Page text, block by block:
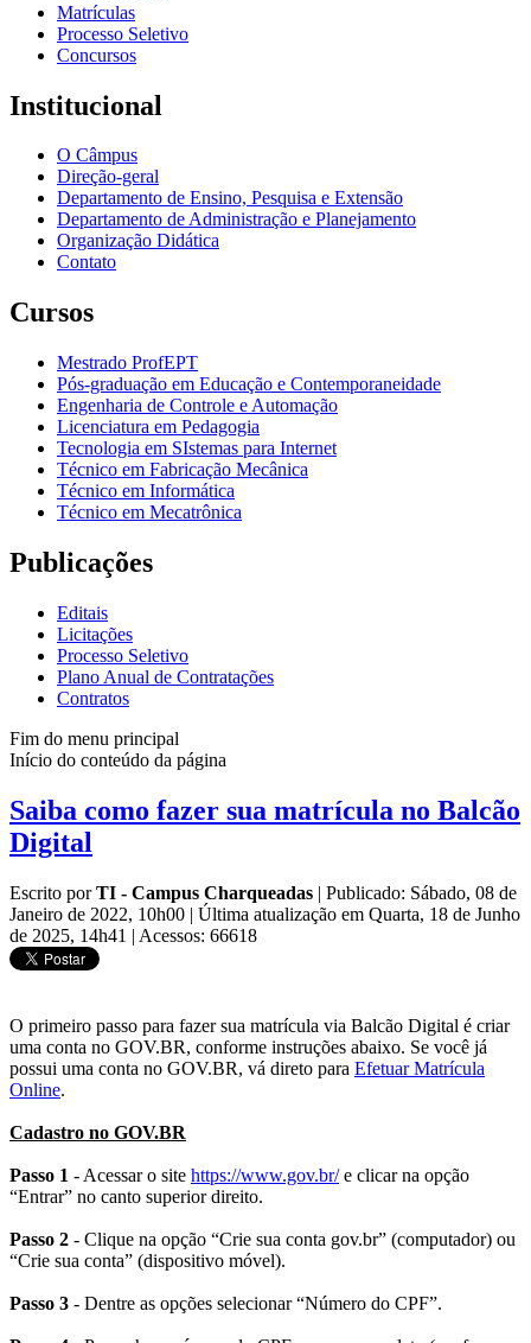
Matrículas
Processo Seletivo
Concursos
Institucional
O Câmpus
Direção-geral
Departamento de Ensino, Pesquisa e Extensão
Departamento de Administração e Planejamento
Organização Didática
Contato
Cursos
Mestrado ProfEPT
Pós-graduação em Educação e Contemporaneidade
Engenharia de Controle e Automação
Licenciatura em Pedagogia
Tecnologia em SIstemas para Internet
Técnico em Fabricação Mecânica
Técnico em Informática
Técnico em Mecatrônica
Publicações
Editais
Licitações
Processo Seletivo
Plano Anual de Contratações
Contratos
Fim do menu principal
Início do conteúdo da página
Saiba como fazer sua matrícula no Balcão
Digital
Escrito porTI - Campus Charqueadas | Publicado: Sábado, 08 de
Janeiro de 2022, 10h00 | Última atualização em Quarta, 18 de Junho
de 2025, 14h41 | Acessos: 66618
O primeiro passo para fazer sua matrícula via Balcão Digital é criar
uma conta no GOV.BR, conforme instruções abaixo. Se você já
possui uma conta no GOV.BR, vá direto para Efetuar Matrícula
Online.
Cadastro no GOV.BR
Passo 1 - Acessar o site https://www.gov.br/e clicar na opção
“Entrar” no canto superior direito.
Passo 2 - Clique na opção “Crie sua conta gov.br” (computador) ou
“Crie sua conta” (dispositivo móvel).
Passo 3 - Dentre as opções selecionar “Número do CPF”.